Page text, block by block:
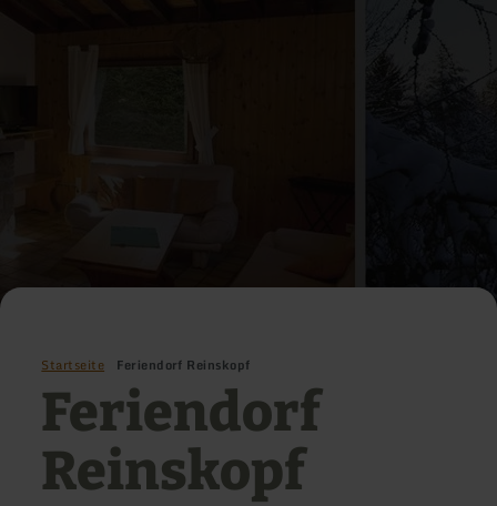
Startseite Feriendorf Reinskopf
Feriendorf
Reinskopf